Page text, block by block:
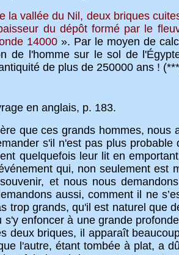
la vallée du Nil, deux briques
du dépôt formé par le
14000 ». Par le moyen de
l'homme sur le sol de
de plus de 250000 ans !
en anglais, p. 183.
que ces grands hommes, nous
s'il n'est pas plus
quelquefois leur lit en
qui, non seulement est
et nous nous
aussi, comment il ne
trop grands, qu'il est naturel que
enfoncer à une grande
briques, il apparaît
l'autre, étant tombée à plat, a